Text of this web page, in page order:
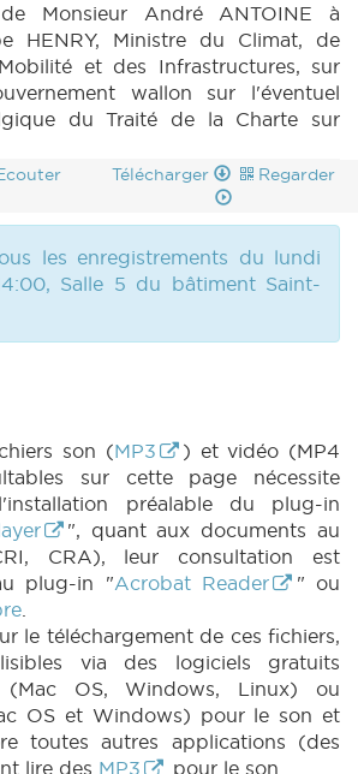
Monsieur André ANTOINE à
HENRY, Ministre du Climat, de
et des Infrastructures, sur
wallon sur l'éventuel
du Traité de la Charte sur
Télécharger Regarder
les enregistrements du lundi
Salle 5 du bâtiment Saint-
son (MP3
) et vidéo (MP4
sur cette page nécessite
préalable du plug-in
", quant aux documents au
CRA), leur consultation est
plug-in "Acrobat Reader
" ou
.
le téléchargement de ces fichiers,
via des logiciels gratuits
(Mac OS, Windows, Linux) ou
OS et Windows) pour le son et
toutes autres applications (des
lire des MP3 pour le son.